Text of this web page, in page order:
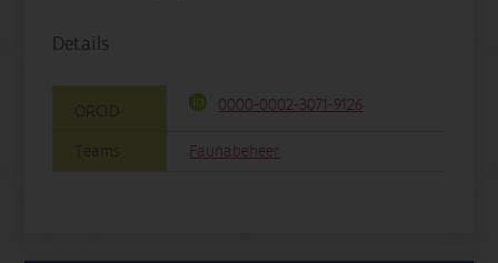
Details
ORCID 0000-0002-3071-9126
Teams Faunabeheer